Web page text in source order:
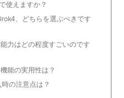
使えますか？
、どちらを選ぶべきです
力はどの程度すごいのです
能の実用性は？
の注意点は？